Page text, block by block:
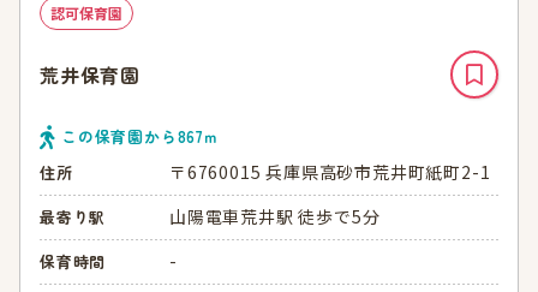
認可保育園
荒井保育園
この保育園から867ｍ
住所
〒6760015 兵庫県高砂市荒井町紙町2-1
最寄り駅 山陽電車荒井駅 徒歩で5分
保育時間 -